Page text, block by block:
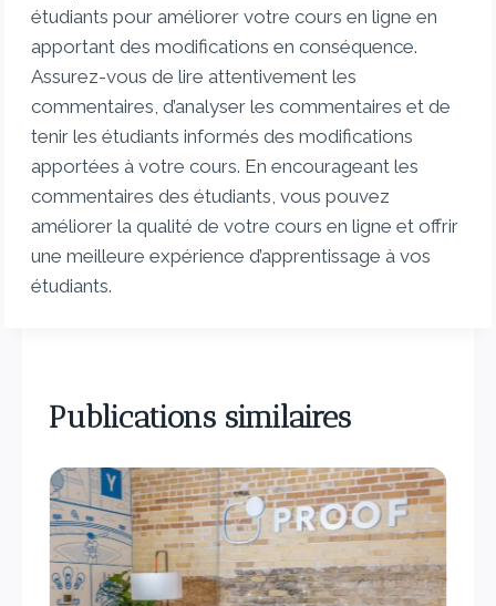
étudiants pour améliorer votre cours en ligne en
apportant des modifications en conséquence.
Assurez-vous de lire attentivement les
commentaires, d’analyser les commentaires et de
tenir les étudiants informés des modifications
apportées à votre cours. En encourageant les
commentaires des étudiants, vous pouvez
améliorer la qualité de votre cours en ligne et offrir
une meilleure expérience d’apprentissage à vos
étudiants.
Publications similaires